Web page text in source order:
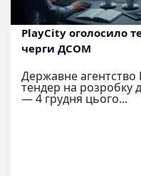
PlayCity оголосило
черги ДСОМ
Державне агентство
тендер на розробку
— 4 грудня цього...